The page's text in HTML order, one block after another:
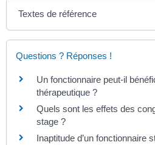
Textes de référence
Questions ? Réponses !
Un fonctionnaire peut-il
thérapeutique ?
Quels sont les effets des
stage ?
Inaptitude d’un fonctionnaire